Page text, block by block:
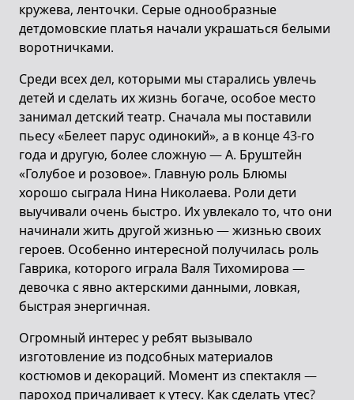
кружева, ленточки. Серые однообразные
детдомовские платья начали украшаться белыми
воротничками.
Среди всех дел, которыми мы старались увлечь
детей и сделать их жизнь богаче, особое место
занимал детский театр. Сначала мы поставили
пьесу «Белеет парус одинокий», а в конце 43-го
года и другую, более сложную — А. Бруштейн
«Голубое и розовое». Главную роль Блюмы
хорошо сыграла Нина Николаева. Роли дети
выучивали очень быстро. Их увлекало то, что они
начинали жить другой жизнью — жизнью своих
героев. Особенно интересной получилась роль
Гаврика, которого играла Валя Тихомирова —
девочка с явно актерскими данными, ловкая,
быстрая энергичная.
Огромный интерес у ребят вызывало
изготовление из подсобных материалов
костюмов и декораций. Момент из спектакля —
пароход причаливает к утесу. Как сделать утес?